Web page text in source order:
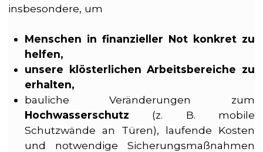
insbesondere, um
Menschen in finanzieller Not konkret zu
helfen,
unsere klösterlichen Arbeitsbereiche zu
erhalten,
bauliche Veränderungen zum
Hochwasserschutz (z. B. mobile
Schutzwände an Türen), laufende Kosten
und notwendige Sicherungsmaßnahmen